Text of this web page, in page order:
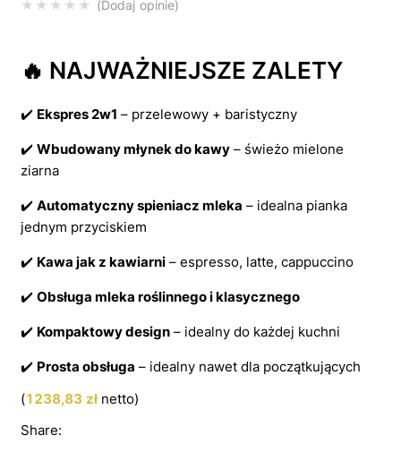
Dodaj opinie
🔥 NAJWAŻNIEJSZE ZALETY
✔️ Ekspres 2w1 – przelewowy + baristyczny
✔️ Wbudowany młynek do kawy – świeżo mielone
ziarna
✔️ Automatyczny spieniacz mleka – idealna pianka
jednym przyciskiem
✔️ Kawa jak z kawiarni – espresso, latte, cappuccino
✔️ Obsługa mleka roślinnego i klasycznego
✔️ Kompaktowy design – idealny do każdej kuchni
✔️ Prosta obsługa – idealny nawet dla początkujących
(1238,83 zł netto)
Share: